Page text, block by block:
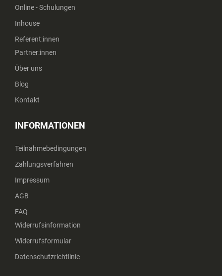
Online - Schulungen
Inhouse
Referent:innen
Partner:innen
Über uns
Blog
Kontakt
INFORMATIONEN
Teilnahmebedingungen
Zahlungsverfahren
Impressum
AGB
FAQ
Widerrufsinformation
Widerrufsformular
Datenschutzrichtlinie